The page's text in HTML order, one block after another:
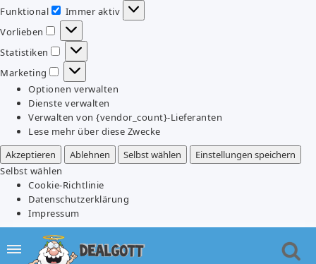
Funktional
Funktional
Immer aktiv
Vorlieben
Vorlieben
Statistiken
Statistiken
Marketing
Marketing
Optionen verwalten
Dienste verwalten
Verwalten von {vendor_count}-Lieferanten
Lese mehr über diese Zwecke
Akzeptieren
Ablehnen Selbst wählen
Einstellungen speichern
Selbst wählen
Cookie-Richtlinie
Datenschutzerklärung
Impressum